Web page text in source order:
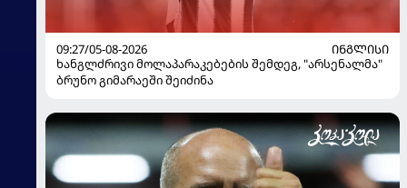
09:27/05-08-2026
ᲘᲜᲒᲚᲘᲡᲘ
ხანგლძრივი მოლაპარაკებების შემდეგ, "არსენალმა"
ბრუნო გიმარაეში შეიძინა